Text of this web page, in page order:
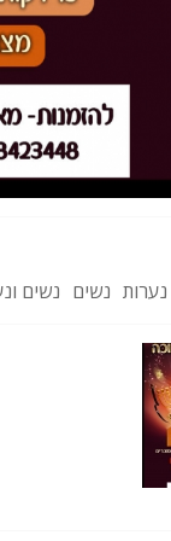
נערות נשים נשים